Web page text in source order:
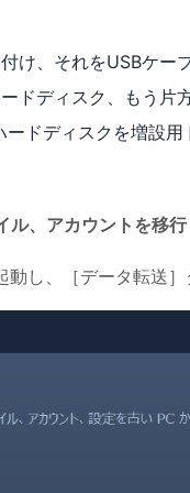
け、それをUSBケー
ドディスク、もう片
ドディスクを増設
、アカウントを移
し、［データ転送］